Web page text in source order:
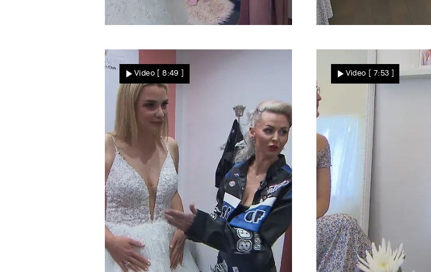
Mehr Tüll und Glitzer für
Michelle
Erfüllt Verenas
Erwartungen?
Video [ 8:49 ] Video [ 7:53 ]